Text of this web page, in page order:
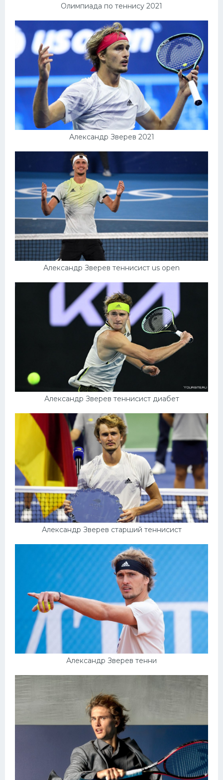
Олимпиада по теннису 2021
Александр Зверев 2021
Александр Зверев теннисист us open
Александр Зверев теннисист диабет
Александр Зверев старший теннисист
Александр Зверев тенни